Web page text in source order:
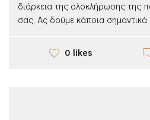
διάρκεια της ολοκλήρωσης της
σας. Ας δούμε κάποια σημαντικά
0 likes